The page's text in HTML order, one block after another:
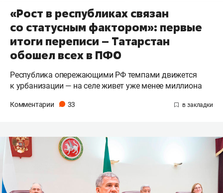
«Рост в республиках связан
со статусным фактором»: первые
итоги переписи – Татарстан
обошел всех в ПФО
Республика опережающими РФ темпами движется
к урбанизации — на селе живет уже менее миллиона
Комментарии 33